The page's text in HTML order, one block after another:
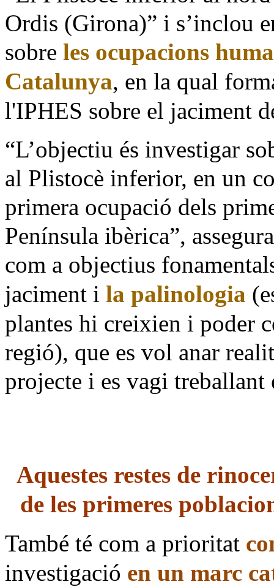
Ordis (Girona)” i s’inclou
sobre les ocupacions
Catalunya, en la qual
l'IPHES sobre el jaciment
“L’objectiu és investigar
al Plistocè inferior, en un
primera ocupació dels
Península ibèrica”,
com a objectius
jaciment i la palinologia
plantes hi creixien i poder
regió), que es vol anar
projecte i es vagi treballant
Aquestes restes de
de les primeres
També té com a prioritat
investigació en un marc